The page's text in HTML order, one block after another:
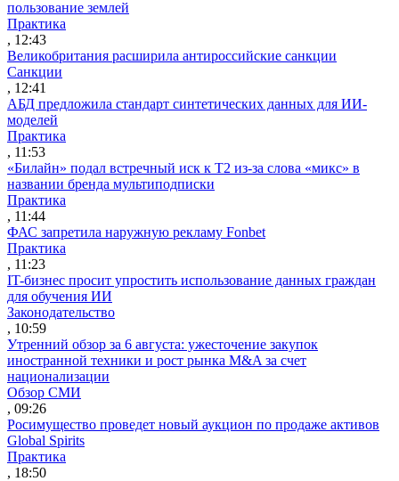
пользование землей
Практика
, 12:43
Великобритания расширила антироссийские санкции
Санкции
, 12:41
АБД предложила стандарт синтетических данных для ИИ-
моделей
Практика
, 11:53
«Билайн» подал встречный иск к Т2 из-за слова «микс» в
названии бренда мультиподписки
Практика
, 11:44
ФАС запретила наружную рекламу Fonbet
Практика
, 11:23
IT-бизнес просит упростить использование данных граждан
для обучения ИИ
Законодательство
, 10:59
Утренний обзор за 6 августа: ужесточение закупок
иностранной техники и рост рынка M&A за счет
национализации
Обзор СМИ
, 09:26
Росимущество проведет новый аукцион по продаже активов
Global Spirits
Практика
, 18:50